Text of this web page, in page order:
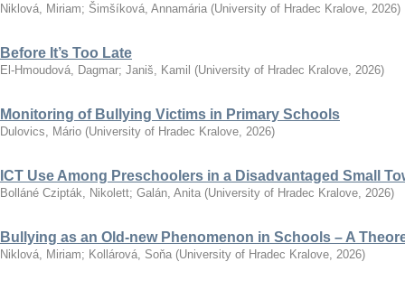
Niklová, Miriam; Šimšíková, Annamária (University of Hradec Kralove, 2026)
Before It’s Too Late
El-Hmoudová, Dagmar; Janiš, Kamil (University of Hradec Kralove, 2026)
Monitoring of Bullying Victims in Primary Schools
Dulovics, Mário (University of Hradec Kralove, 2026)
ICT Use Among Preschoolers in a Disadvantaged Small
Bolláné Czipták, Nikolett; Galán, Anita (University of Hradec Kralove, 2026)
Bullying as an Old-new Phenomenon in Schools – A
Niklová, Miriam; Kollárová, Soňa (University of Hradec Kralove, 2026)